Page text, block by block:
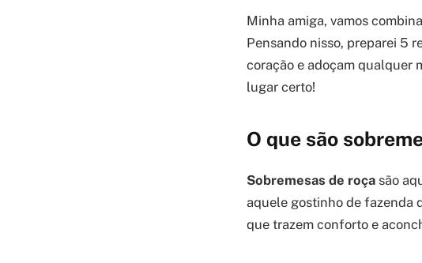
Minha amiga, vamos
Pensando nisso, preparei 5
coração e adoçam qualquer
lugar certo!
O que são
Sobremesas de roça são
aquele gostinho de fazenda
que trazem conforto e